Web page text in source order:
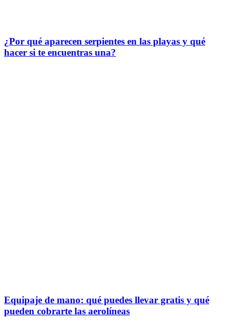
¿Por qué aparecen serpientes en las playas y qué
hacer si te encuentras una?
Equipaje de mano: qué puedes llevar gratis y qué
pueden cobrarte las aerolíneas